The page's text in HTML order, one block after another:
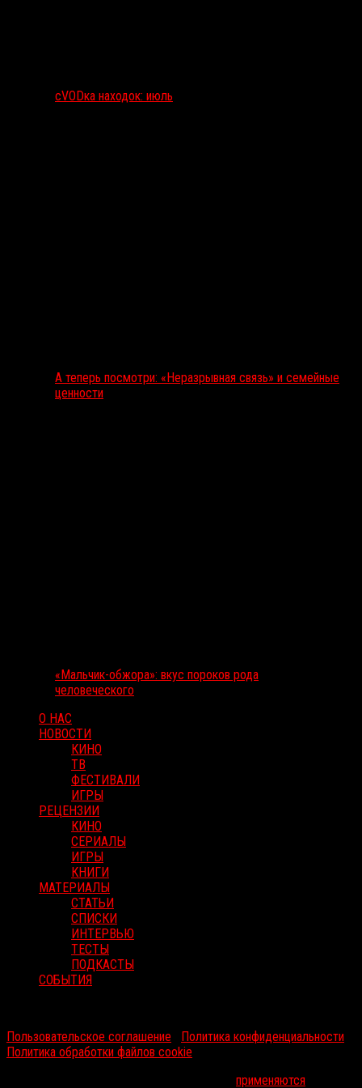
сVODка находок: июль
А теперь посмотри: «Неразрывная связь» и семейные
ценности
«Мальчик-обжора»: вкус пороков рода
человеческого
О НАС
НОВОСТИ
КИНО
ТВ
ФЕСТИВАЛИ
ИГРЫ
РЕЦЕНЗИИ
КИНО
СЕРИАЛЫ
ИГРЫ
КНИГИ
МАТЕРИАЛЫ
СТАТЬИ
СПИСКИ
ИНТЕРВЬЮ
ТЕСТЫ
ПОДКАСТЫ
СОБЫТИЯ
Пользовательское соглашение
Политика конфиденциальности
Политика обработки файлов cookie
применяются